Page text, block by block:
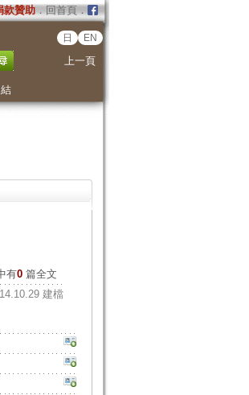
款贊助．回首頁．
日 EN
上一頁
有0篇全文
建檔